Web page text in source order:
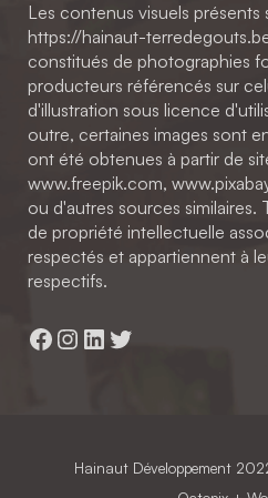
Les contenus visuels présents
https://hainaut-
constitués de photographies
producteurs référencés sur
d'illustration sous licence
outre, certaines images sont
ont été obtenues à partir de
www.freepik.com,
ou d'autres sources similaires.
de propriété intellectuelle
respectés et appartiennent à
respectifs.
Facebook
Instagram
LinkedIn
Twitter
Hainaut Développement